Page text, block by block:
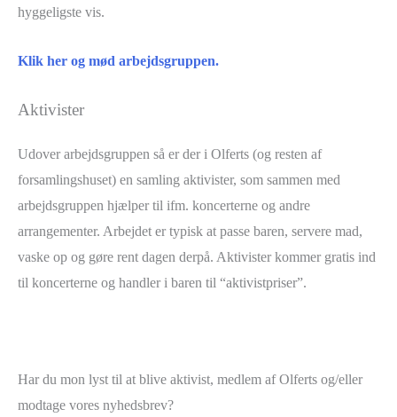
hyggeligste vis.
Klik her og mød arbejdsgruppen.
Aktivister
Udover arbejdsgruppen så er der i Olferts (og resten af
forsamlingshuset) en samling aktivister, som sammen med
arbejdsgruppen hjælper til ifm. koncerterne og andre
arrangementer. Arbejdet er typisk at passe baren, servere mad,
vaske op og gøre rent dagen derpå. Aktivister kommer gratis ind
til koncerterne og handler i baren til “aktivistpriser”.
Har du mon lyst til at blive aktivist, medlem af Olferts og/eller
modtage vores nyhedsbrev?